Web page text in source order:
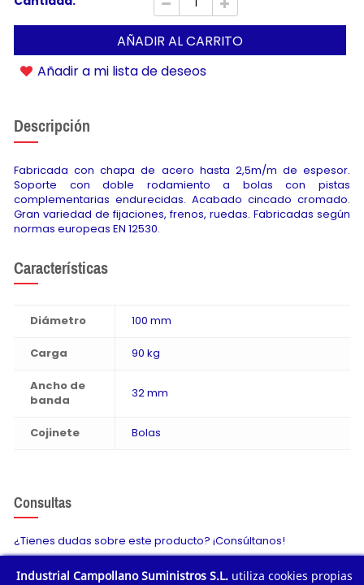
AÑADIR AL CARRITO
Añadir a mi lista de deseos
Descripción
Fabricada con chapa de acero hasta 2,5m/m de espesor.
Soporte con doble rodamiento a bolas con pistas
complementarias endurecidas. Acabado cincado cromado.
Gran variedad de fijaciones, frenos, ruedas. Fabricadas según
normas europeas EN 12530.
Características
Diámetro 100 mm
Carga 90 kg
Ancho de
banda
32 mm
Cojinete Bolas
Consultas
¿Tienes dudas sobre este producto? ¡Consúltanos!
Industrial Campollano Suministros S.L. utiliza cookies propias